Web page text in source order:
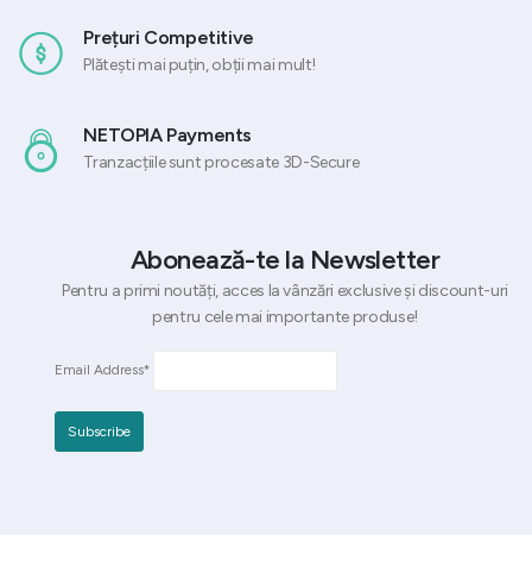
Prețuri Competitive
Plătești mai puțin, obții mai mult!
NETOPIA Payments
Tranzacțiile sunt procesate 3D-Secure
Abonează-te la Newsletter
Pentru a primi noutăți, acces la vânzări exclusive și discount-uri
pentru cele mai importante produse!
Email Address*